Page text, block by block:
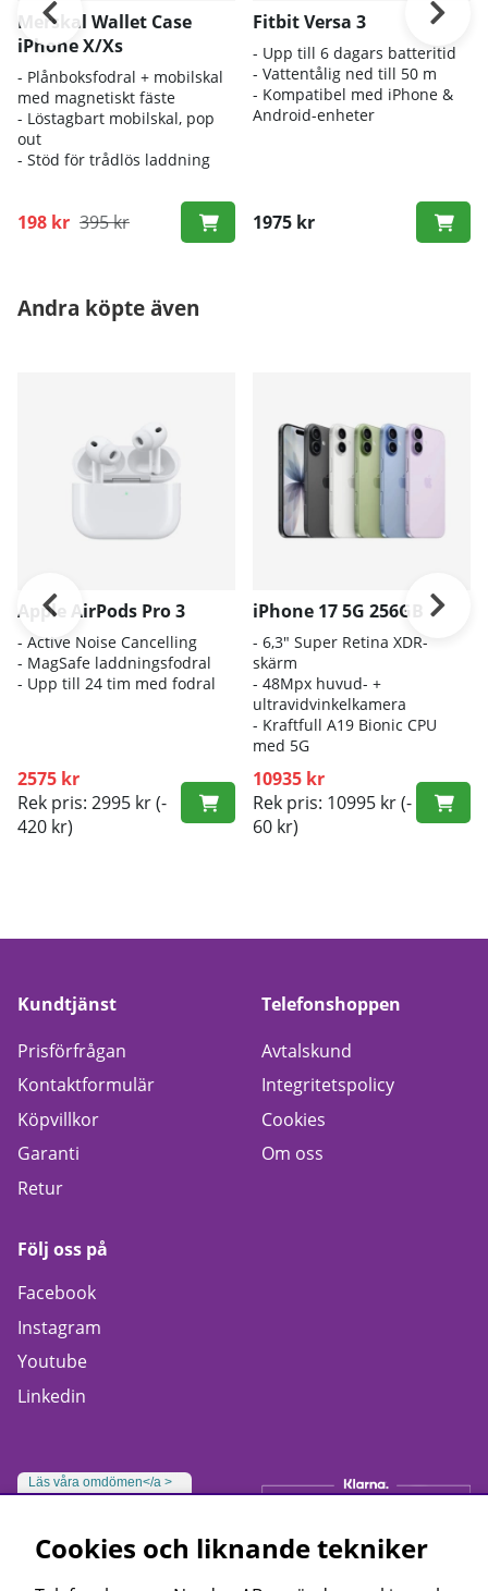
Merskal Wallet Case
iPhone X/Xs
- Plånboksfodral + mobilskal
med magnetiskt fäste
- Löstagbart mobilskal, pop
out
- Stöd för trådlös laddning
198 kr 395 kr
Fitbit Versa 3
- Upp till 6 dagars batteritid
- Vattentålig ned till 50 m
- Kompatibel med iPhone &
Android-enheter
1975 kr
Andra köpte även
Apple AirPods Pro 3
- Active Noise Cancelling
- MagSafe laddningsfodral
- Upp till 24 tim med fodral
2575 kr
Rek pris: 2995 kr(-
420 kr)
iPhone 17 5G 256GB
- 6,3" Super Retina XDR-
skärm
- 48Mpx huvud- +
ultravidvinkelkamera
- Kraftfull A19 Bionic CPU
med 5G
10935 kr
Rek pris: 10995 kr(-
60 kr)
Kundtjänst
Prisförfrågan
Kontaktformulär
Köpvillkor
Garanti
Retur
Telefonshoppen
Avtalskund
Integritetspolicy
Cookies
Om oss
Följ oss på
Facebook
Instagram
Youtube
Linkedin
Läs våra omdömen</a >
Cookies och liknande tekniker